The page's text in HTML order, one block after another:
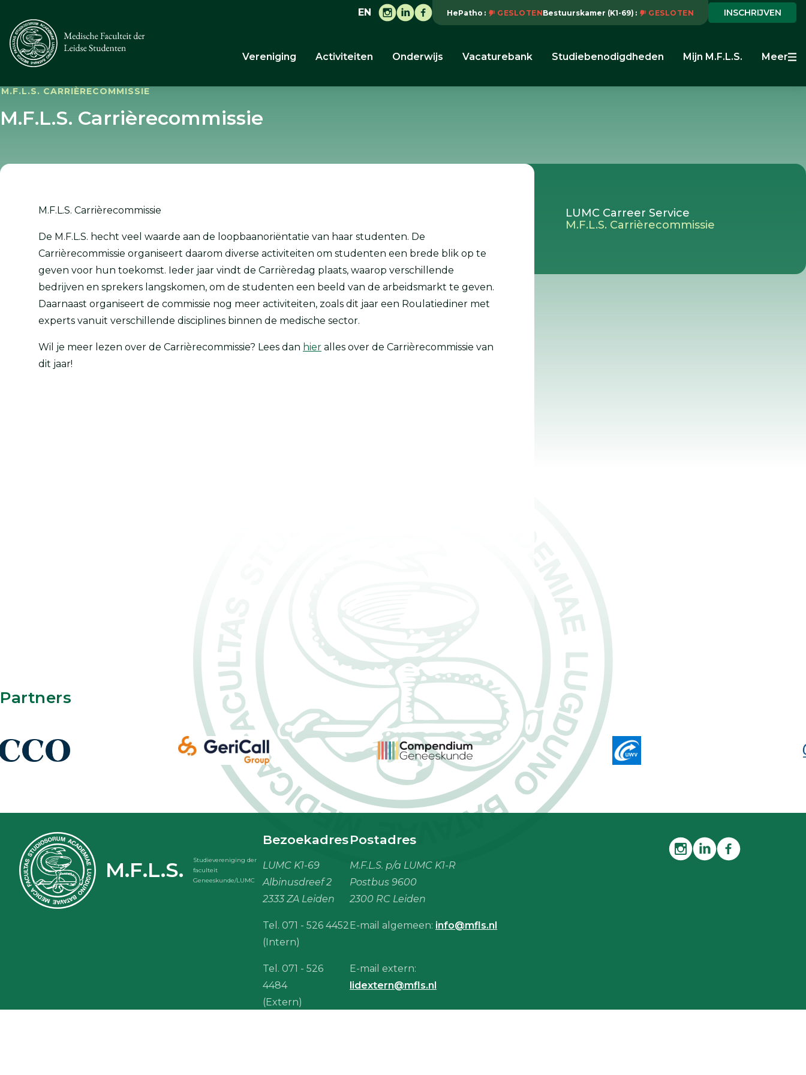
INSCHRIJVEN
HePatho GESLOTENBestuurskamer (K1-69) GESLOTEN
EN
Vereniging Activiteiten Onderwijs Vacaturebank Studiebenodigdheden Mijn M.F.L.S. Meer
M.F.L.S. CARRIÈRECOMMISSIE
M.F.L.S. Carrièrecommissie
M.F.L.S. Carrièrecommissie
De M.F.L.S. hecht veel waarde aan de loopbaanoriëntatie van haar studenten. De
Carrièrecommissie organiseert daarom diverse activiteiten om studenten een brede blik op te
geven voor hun toekomst. Ieder jaar vindt de Carrièredag plaats, waarop verschillende
bedrijven en sprekers langskomen, om de studenten een beeld van de arbeidsmarkt te geven.
Daarnaast organiseert de commissie nog meer activiteiten, zoals dit jaar een Roulatiediner met
experts vanuit verschillende disciplines binnen de medische sector.
Wil je meer lezen over de Carrièrecommissie? Lees dan hier alles over de Carrièrecommissie van
dit jaar!
LUMC Carreer Service
M.F.L.S. Carrièrecommissie
Partners
M.F.L.S.
Studievereniging der
faculteit
Geneeskunde/LUMC
Bezoekadres
LUMC K1-69
Albinusdreef 2
2333 ZA Leiden
Tel. 071 - 526 4452
(Intern)
Tel. 071 - 526
4484
(Extern)
Postadres
M.F.L.S. p/a LUMC K1-R
Postbus 9600
2300 RC Leiden
E-mail algemeen: info@mfls.nl
E-mail extern:
lidextern@mfls.nl